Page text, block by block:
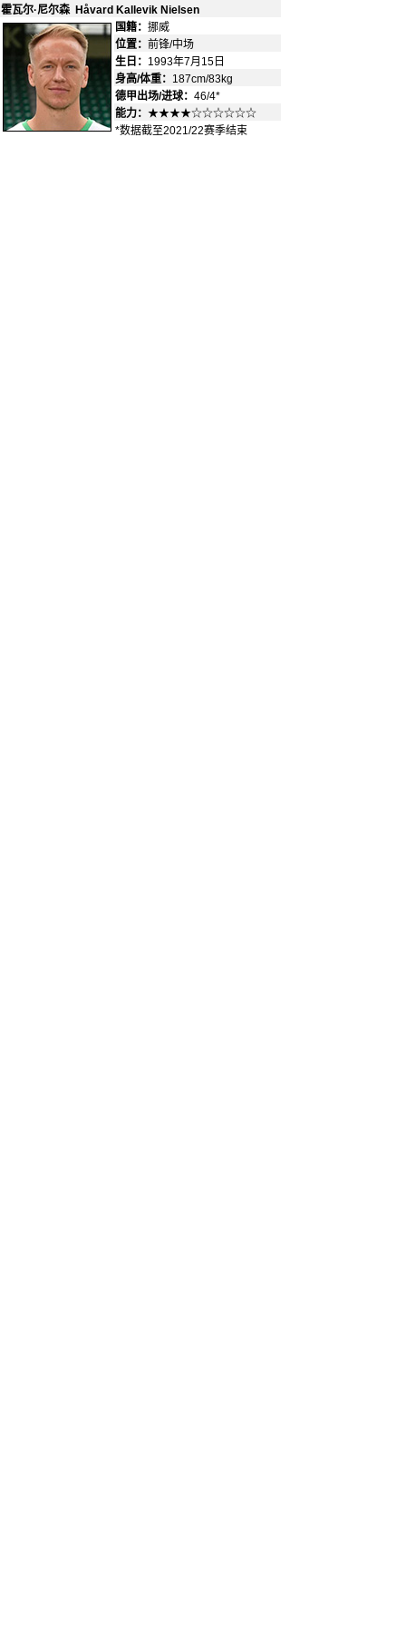
霍瓦尔·尼尔森 Håvard Kallevik Nielsen
国籍： 挪威
位置： 前锋/中场
生日： 1993年7月15日
身高/体重： 187cm/83kg
德甲出场/进球： 46/4*
能力： ★★★★☆☆☆☆☆☆
*数据截至2021/22赛季结束